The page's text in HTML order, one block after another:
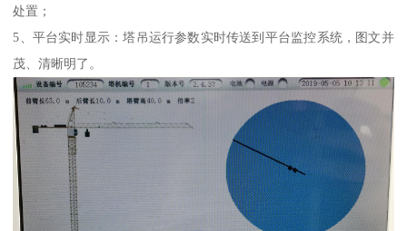
处置；
5、平台实时显示：塔吊运行参数实时传送到平台监控系统，图文并
茂、清晰明了。